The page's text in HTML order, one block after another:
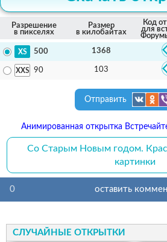
Разрешение
в пикселях
Размер
в килобайтах
Код
для
500 1368
90 103
Отправить
Анимированная открытка
Со Старым Новым годом.
картинки
0 оставить
СЛУЧАЙНЫЕ ОТКРЫТКИ